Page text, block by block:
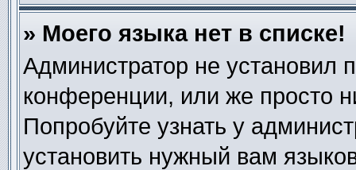
» Моего языка нет в списке!
Администратор не установил
конференции, или же просто
Попробуйте узнать у
установить нужный вам